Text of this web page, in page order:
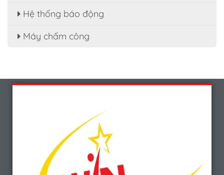
Hệ thống báo động
Máy chấm công